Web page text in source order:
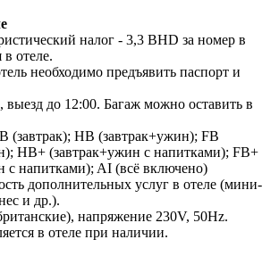
налог - 3,3 BHD за номер в
в отеле.
необходимо предъявить паспорт и
выезд до 12:00. Багаж можно оставить в
(завтрак); HB (завтрак+ужин); FB
НВ+ (завтрак+ужин с напитками); FB+
с напитками); AI (всё включено)
дополнительных услуг в отеле (мини-
и др.).
напряжение 230V, 50Hz.
в отеле при наличии.